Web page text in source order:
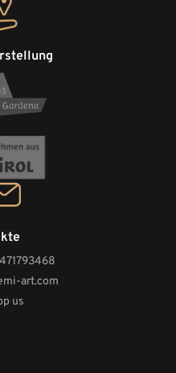
art.com
us